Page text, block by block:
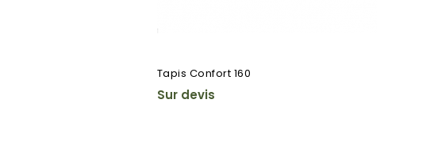
Tapis Confort 160
Sur devis